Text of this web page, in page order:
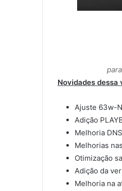
Novidades dessa
Ajuste 63w-
Adição
Melhoria
Melhorias
Otimização
Adição da
Melhoria na